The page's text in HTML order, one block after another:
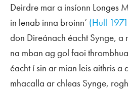
Deirdre mar a insíonn Longes
in lenab inna broinn’ (Hull
don Direánach éacht Synge, a
na mban ag gol faoi
éacht í sin ar mian leis aithris a
mhacalla ar chleas Synge,